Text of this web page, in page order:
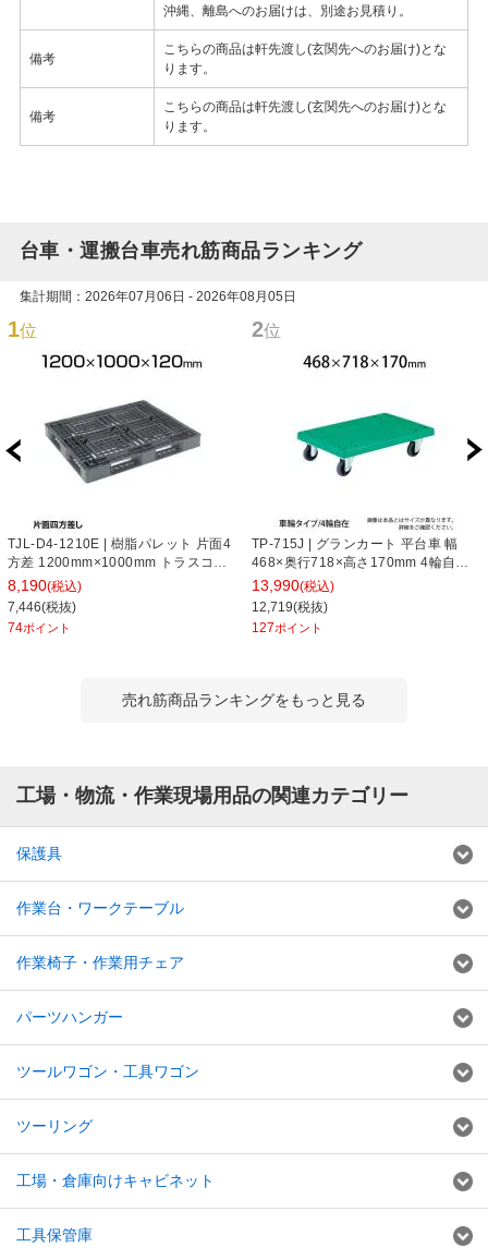
沖縄、離島へのお届けは、別途お見積り。
備考
こちらの商品は軒先渡し(玄関先へのお届け)とな
ります。
備考
こちらの商品は軒先渡し(玄関先へのお届け)とな
ります。
台車・運搬台車売れ筋商品ランキング
集計期間：2026年07月06日 - 2026年08月05日
1位
TJL-D4-1210E | 樹脂パレット 片面4
方差 1200mm×1000mm トラスコ中
山 (TRUSCO)
8,190(税込)
7,446(税抜)
74ポイント
2位
TP-715J | グランカート 平台車 幅
468×奥行718×高さ170mm 4輪自在
トラスコ中山 (TRUSCO) / 489-3034
13,990(税込)
12,719(税抜)
127ポイント
売れ筋商品ランキングをもっと見る
工場・物流・作業現場用品の関連カテゴリー
保護具
作業台・ワークテーブル
作業椅子・作業用チェア
パーツハンガー
ツールワゴン・工具ワゴン
ツーリング
工場・倉庫向けキャビネット
工具保管庫